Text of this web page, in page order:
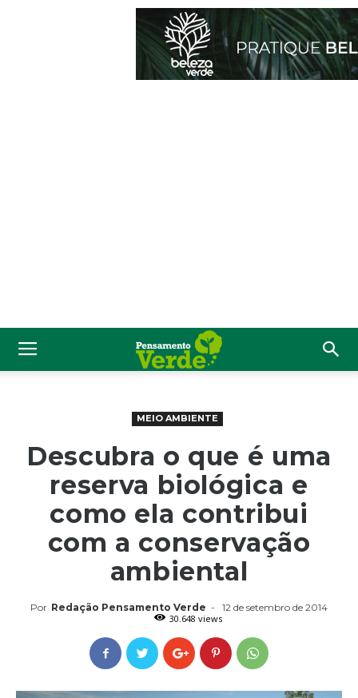
MEIO AMBIENTE
Descubra o que é uma
reserva biológica e
como ela contribui
com a conservação
ambiental
Por Redação Pensamento Verde -
12 de setembro de 2014
30.648 views